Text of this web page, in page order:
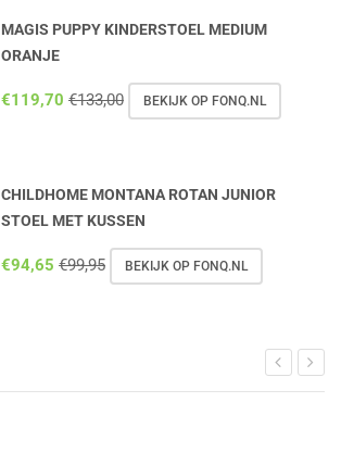
MAGIS PUPPY KINDERSTOEL MEDIUM
ORANJE
€119,70 €133,00 BEKIJK OP FONQ.NL
CHILDHOME MONTANA ROTAN JUNIOR
STOEL MET KUSSEN
€94,65 €99,95 BEKIJK OP FONQ.NL